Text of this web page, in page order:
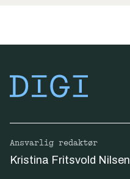
Ansvarlig redaktør
Kristina Fritsvold Nilsen